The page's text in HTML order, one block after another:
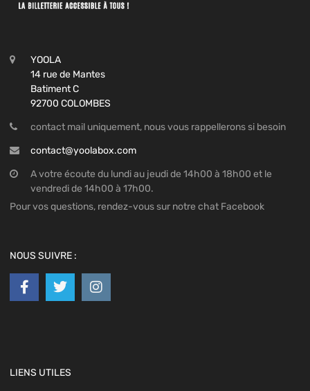
YOOLA
14 rue de Mantes
Batiment C
92700 COLOMBES
contact mail uniquement, nous vous rappellerons si besoin
contact@yoolabox.com
A votre écoute du lundi au jeudi de 14h00 à 18h00 et le
vendredi de 14h00 à 17h00.
Pour vos questions, rendez-vous sur notre chat Facebook
NOUS SUIVRE :
LIENS UTILES